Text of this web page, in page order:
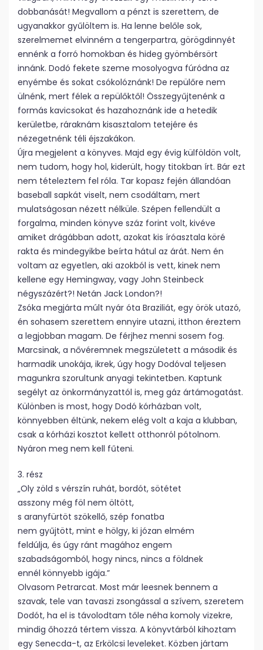
dobbanását! Megvallom a pénzt is szerettem, de
ugyanakkor gyűlöltem is. Ha lenne belőle sok,
szerelmemet elvinném a tengerpartra, görögdinnyét
ennénk a forró homokban és hideg gyömbérsört
innánk. Dodó fekete szeme mosolyogva fúródna az
enyémbe és sokat csókolóznánk! De repülőre nem
ülnénk, mert félek a repülőktől! Összegyűjtenénk a
formás kavicsokat és hazahoznánk ide a hetedik
kerületbe, ráraknám kisasztalom tetejére és
nézegetnénk téli éjszakákon.
Újra megjelent a könyves. Majd egy évig külföldön volt,
nem tudom, hogy hol, kiderült, hogy titokban írt. Bár ezt
nem tételeztem fel róla. Tar kopasz fején állandóan
baseball sapkát viselt, nem csodáltam, mert
mulatságosan nézett nélküle. Szépen fellendült a
forgalma, minden könyve száz forint volt, kivéve
amiket drágábban adott, azokat kis íróasztala köré
rakta és mindegyikbe beírta hátul az árát. Nem én
voltam az egyetlen, aki azokból is vett, kinek nem
kellene egy Hemingway, vagy John Steinbeck
négyszázért?! Netán Jack London?!
Zsóka megjárta múlt nyár óta Braziliát, egy örök utazó,
én sohasem szerettem ennyire utazni, itthon éreztem
a legjobban magam. De férjhez menni sosem fog.
Marcsinak, a nővéremnek megszületett a második és
harmadik unokája, ikrek, úgy hogy Dodóval teljesen
magunkra szorultunk anyagi tekintetben. Kaptunk
segélyt az önkormányzattól is, meg gáz ártámogatást.
Különben is most, hogy Dodó kórházban volt,
könnyebben éltünk, nekem elég volt a kaja a klubban,
csak a kórházi kosztot kellett otthonról pótolnom.
Nyáron meg nem kell fűteni.
3. rész
„Oly zöld s vérszín ruhát, bordót, sötétet
asszony még föl nem öltött,
s aranyfürtöt szökellő, szép fonatba
nem gyűjtött, mint e hölgy, ki józan elmém
feldúlja, és úgy ránt magához engem
szabadságomból, hogy nincs, nincs a földnek
ennél könnyebb igája.”
Olvasom Petrarcat. Most már leesnek bennem a
szavak, tele van tavaszi zsongással a szívem, szeretem
Dodót, ha el is távolodtam tőle néha komoly vizekre,
mindig őhozzá tértem vissza. A könyvtárból kihoztam
egy Senecda-t, az Erkölcsi leveleket. Közben jártam